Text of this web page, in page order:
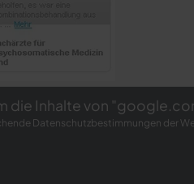
die Inhalte von
Datenschutzbestimmungen der